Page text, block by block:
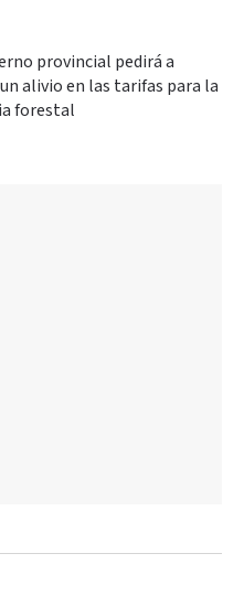
provincial pedirá a
alivio en las tarifas para la
forestal